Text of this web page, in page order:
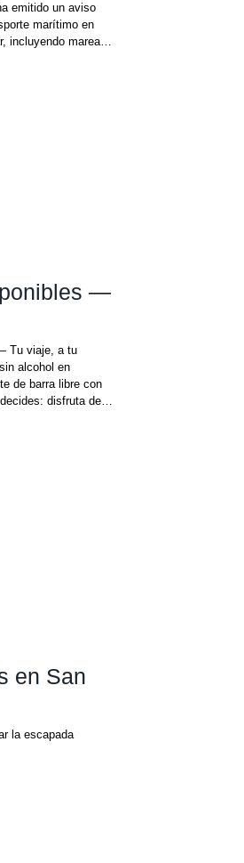
—
Tu viaje, a tu
en
disfruta de la
en San
la escapada